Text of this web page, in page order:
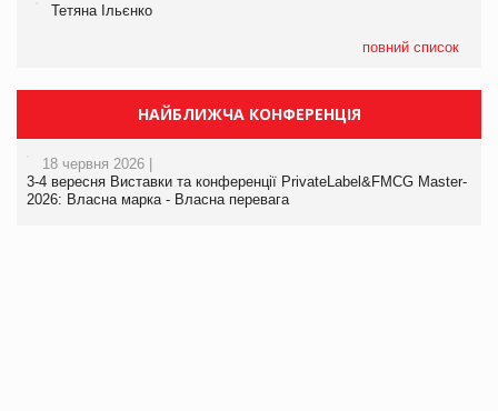
Тетяна Ільєнко
повний список
НАЙБЛИЖЧА КОНФЕРЕНЦІЯ
18 червня 2026 |
3-4 вересня Виставки та конференції PrivateLabel&FMCG Master-
2026: Власна марка - Власна перевага